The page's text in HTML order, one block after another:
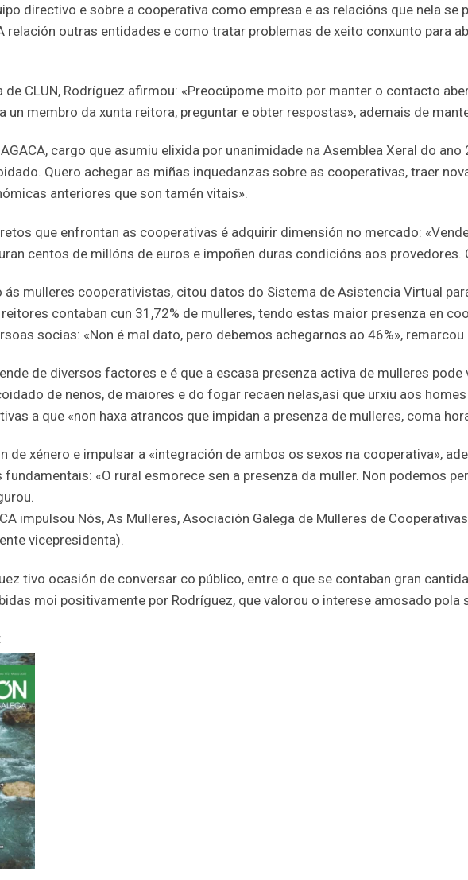
directivo e sobre a cooperativa como empresa e as relacións que nela se
relación outras entidades e como tratar problemas de xeito conxunto para
de CLUN, Rodríguez afirmou: «Preocúpome moito por manter o contacto
un membro da xunta reitora, preguntar e obter respostas», ademais de
cargo que asumiu elixida por unanimidade na Asemblea Xeral do
Quero achegar as miñas inquedanzas sobre as cooperativas, traer
anteriores que son tamén vitais».
que enfrontan as cooperativas é adquirir dimensión no mercado:
centos de millóns de euros e impoñen duras condicións aos
ás mulleres cooperativistas, citou datos do Sistema de Asistencia Virtual
contaban cun 31,72% de mulleres, tendo estas maior presenza en
socias: «Non é mal dato, pero debemos achegarnos ao 46%», remarcou
de diversos factores e é que a escasa presenza activa de mulleres
de nenos, de maiores e do fogar recaen nelas,así que urxiu aos
a que «non haxa atrancos que impidan a presenza de mulleres, coma
de xénero e impulsar a «integración de ambos os sexos na cooperativa»,
fundamentais: «O rural esmorece sen a presenza da muller. Non podemos
impulsou Nós, As Mulleres, Asociación Galega de Mulleres de
vicepresidenta).
tivo ocasión de conversar co público, entre o que se contaban gran
moi positivamente por Rodríguez, que valorou o interese amosado pola